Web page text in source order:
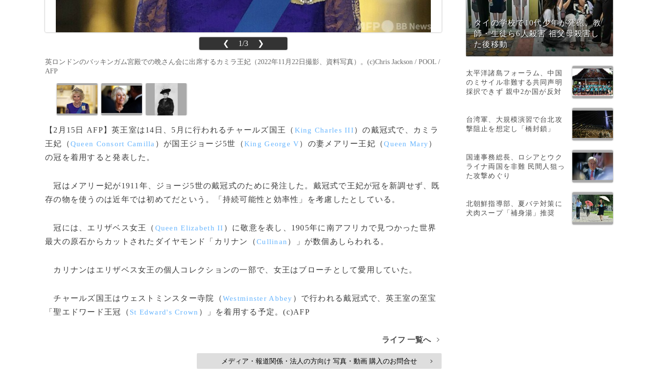
❮ 1/3 ❯
英ロンドンのバッキンガム宮殿での晩さん会に出席するカミラ王妃（2022年11月22日撮影、資料写真）。(c)Chris Jackson / POOL /
AFP
【2月15日 AFP】英王室は14日、5月に行われるチャールズ国王（ King Charles III）の戴冠式で、カミラ
王妃（Queen Consort Camilla ）が国王ジョージ5世（King George V）の妻メアリー王妃（Queen Mary）
の冠を着用すると発表した。
冠はメアリー妃が1911年、ジョージ5世の戴冠式のために発注した。戴冠式で王妃が冠を新調せず、既
存の物を使うのは近年では初めてだという。「持続可能性と効率性」を考慮したとしている。
冠には、エリザベス女王（ Queen Elizabeth II ）に敬意を表し、1905年に南アフリカで見つかった世界
最大の原石からカットされたダイヤモンド「カリナン（Cullinan ）」が数個あしらわれる。
カリナンはエリザベス女王の個人コレクションの一部で、女王はブローチとして愛用していた。
チャールズ国王はウェストミンスター寺院（Westminster Abbey ）で行われる戴冠式で、英王室の至宝
「聖エドワード王冠（ St Edward's Crown ）」を着用する予定。(c)AFP
ライフ 一覧へ >
メディア・報道関係・法人の方向け 写真・動画 購入のお問合せ >
タイの学校で10代少年が発砲、教
師・生徒ら6人殺害 祖父母殺害し
た後移動
太平洋諸島フォーラム、中国
のミサイル非難する共同声明
採択できず 親中2か国が反対
台湾軍、大規模演習で台北攻
撃阻止を想定し「橋封鎖」
国連事務総長、ロシアとウク
ライナ両国を非難 民間人狙っ
た攻撃めぐり
北朝鮮指導部、夏バテ対策に
犬肉スープ「補身湯」推奨